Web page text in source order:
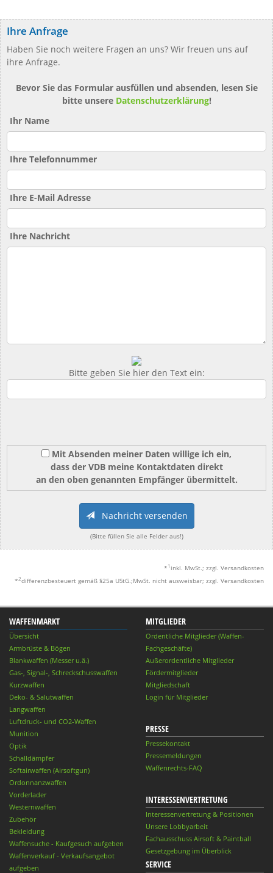
Ihre Anfrage
Haben Sie noch weitere Fragen an uns? Wir freuen uns auf
ihre Anfrage.
Bevor Sie das Formular ausfüllen und absenden, lesen Sie
bitte unsere Datenschutzerklärung!
Ihr Name
Ihre Telefonnummer
Ihre E-Mail Adresse
Ihre Nachricht
Bitte geben Sie hier den Text ein:
Mit Absenden meiner Daten willige ich ein,
dass der VDB meine Kontaktdaten direkt
an den oben genannten Empfänger übermittelt.
Nachricht versenden
(Bitte füllen Sie alle Felder aus!)
* 1 inkl. MwSt.; zzgl. Versandkosten
*2differenzbesteuert gemäß §25a UStG.;MwSt. nicht ausweisbar; zzgl. Versandkosten
WAFFENMARKT
Übersicht
Armbrüste & Bögen
Blankwaffen (Messer u.ä.)
Gas-, Signal-, Schreckschusswaffen
Kurzwaffen
Deko- & Salutwaffen
Langwaffen
Luftdruck- und CO2-Waffen
Munition
Optik
Schalldämpfer
Softairwaffen (Airsoftgun)
Ordonnanzwaffen
Vorderlader
Westernwaffen
Zubehör
Bekleidung
Waffensuche - Kaufgesuch aufgeben
Waffenverkauf - Verkaufsangebot
aufgeben
MITGLIEDER
Ordentliche Mitglieder (Waffen-
Fachgeschäfte)
Außerordentliche Mitglieder
Fördermitglieder
Mitgliedschaft
Login für Mitglieder
PRESSE
Pressekontakt
Pressemeldungen
Waffenrechts-FAQ
INTERESSENVERTRETUNG
Interessenvertretung & Positionen
Unsere Lobbyarbeit
Fachausschuss Airsoft & Paintball
Gesetzgebung im Überblick
SERVICE